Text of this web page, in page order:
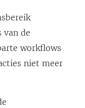
van de
workflows
niet meer